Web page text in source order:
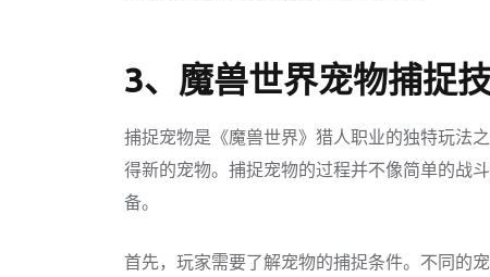
3、魔兽世界宠物捕捉
捕捉宠物是《魔兽世界》猎人职业的独特玩法
得新的宠物。捕捉宠物的过程并不像简单的战
备。
首先，玩家需要了解宠物的捕捉条件。不同的